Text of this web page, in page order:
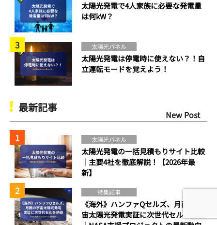
太陽光発電で4人家族に必要な発電量
は何kW？
太陽光パネル
太陽光発電は停電時に使えない？！自
立運転モードを覚えよう！
最新記事
New Post
太陽光パネル
太陽光発電の一括見積もりサイト比較
｜主要4社を徹底解説！【2026年最
新】
特集記事
《海外》ハンファQセルズ、月面の宇
宙太陽光発電実証に次世代セルを供給